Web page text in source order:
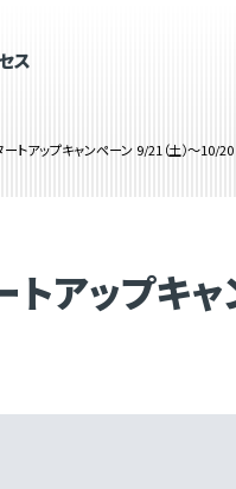
ス
トアップキャンペーン 9/21（土）～10/20
アップキャ